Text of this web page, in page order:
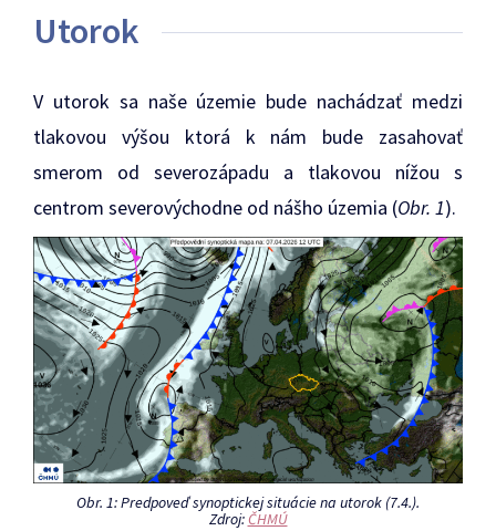
Utorok
V utorok sa naše územie bude nachádzať medzi
tlakovou výšou ktorá k nám bude zasahovať
smerom od severozápadu a tlakovou nížou s
centrom severovýchodne od nášho územia (Obr. 1).
Obr. 1: Predpoveď synoptickej situácie na utorok (7.4.).
Zdroj:ČHMÚ